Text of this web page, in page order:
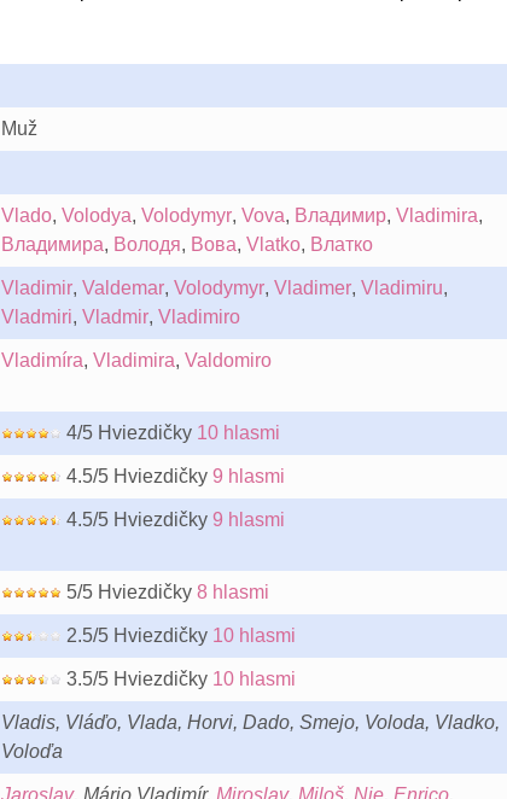
Muž
Vlado, Volodya, Volodymyr, Vova, Владимир, Vladimira,
Владимира, Володя, Вова, Vlatko, Влатко
Vladimir, Valdemar, Volodymyr, Vladimer, Vladimiru,
Vladmiri, Vladmir, Vladimiro
Vladimíra, Vladimira, Valdomiro
4/5 Hviezdičky 10 hlasmi
4.5/5 Hviezdičky 9 hlasmi
4.5/5 Hviezdičky 9 hlasmi
5/5 Hviezdičky 8 hlasmi
2.5/5 Hviezdičky 10 hlasmi
3.5/5 Hviezdičky 10 hlasmi
Vladis, Vláďo, Vlada, Horvi, Dado, Smejo, Voloda, Vladko,
Voloďa
Jaroslav, Mário Vladimír, Miroslav, Miloš, Nie, Enrico,